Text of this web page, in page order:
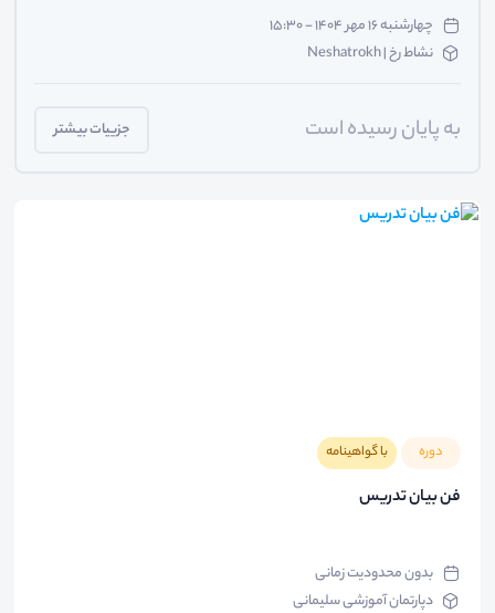
چهارشنبه ۱۶ مهر ۱۴۰۴ - ۱۵:۳۰
نشاط رخ | Neshatrokh
به پایان رسیده است جزییات بیشتر
دوره با گواهینامه
فن بیان تدریس
بدون محدودیت زمانی
دپارتمان آموزشی سلیمانی